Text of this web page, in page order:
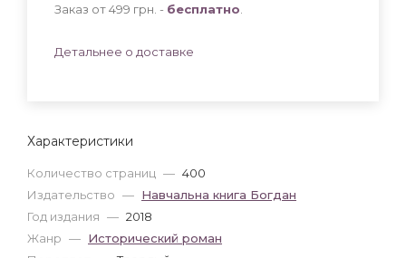
Характеристики
Количество страниц — 400
Издательство — Навчальна книга Богдан
Год издания — 2018
Жанр — Исторический роман
Заказ от 499 грн. - бесплатно
Детальнее о доставке